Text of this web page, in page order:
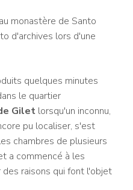
monastère de Santo
d'archives lors d'une
quelques minutes
le quartier
Gilet lorsqu'un inconnu,
pu localiser, s'est
chambres de plusieurs
a commencé à les
raisons qui font l'objet